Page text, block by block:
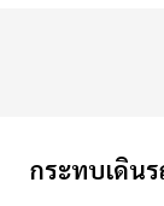
กระทบเดิน